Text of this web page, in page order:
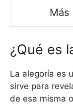
Más
¿Qué es
La alegoría es
sirve para
de esa misma